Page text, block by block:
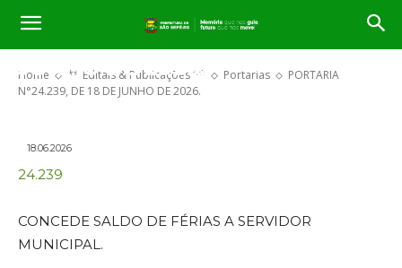
Home ** Editais & Publicações ** Portarias
PORTARIA
N°24.239, DE 18 DE JUNHO DE 2026.
PORTARIA N°24.239, DE 18 DE
JUNHO DE 2026.
18.06.2026
24.239
CONCEDE SALDO DE FÉRIAS A SERVIDOR
MUNICIPAL.